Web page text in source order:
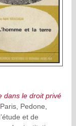
dans le droit privé
, Paris, Pedone,
etde